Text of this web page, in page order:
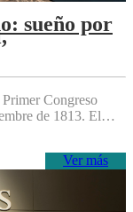
sueño por
Congreso
de 1813. El…
Ver más